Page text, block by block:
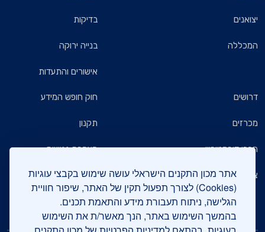
אתר מכון התקנים הישראלי עושה שימוש בקבצי עוגיות
(Cookies) לצורך תפעול תקין של האתר, שיפור חוויית
הגלישה, ניתוח תעבורת מידע והתאמת תכנים.
בהמשך השימוש באתר, הנך מאשר/ת את השימוש
יצואנים
המכללה
בדיקות
בנייה ירוקה
אישורים והתעדות
דרושים
מכרזים
חברי דירקטוריון
צרו קשר
חוק חופש המידע
תקנון
הצהרת נגישות
מדיניות הגנת הפרטיות
שאלות ותשובות כלליות